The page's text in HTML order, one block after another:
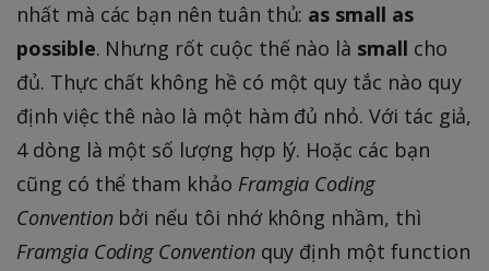
nhất mà các bạn nên tuân thủ: as small as
possible. Nhưng rốt cuộc thế nào là small cho
đủ. Thực chất không hề có một quy tắc nào quy
định việc thê nào là một hàm đủ nhỏ. Với tác giả,
4 dòng là một số lượng hợp lý. Hoặc các bạn
cũng có thể tham khảo Framgia Coding
Conventionbởi nếu tôi nhớ không nhầm, thì
Framgia Coding Conventionquy định một function